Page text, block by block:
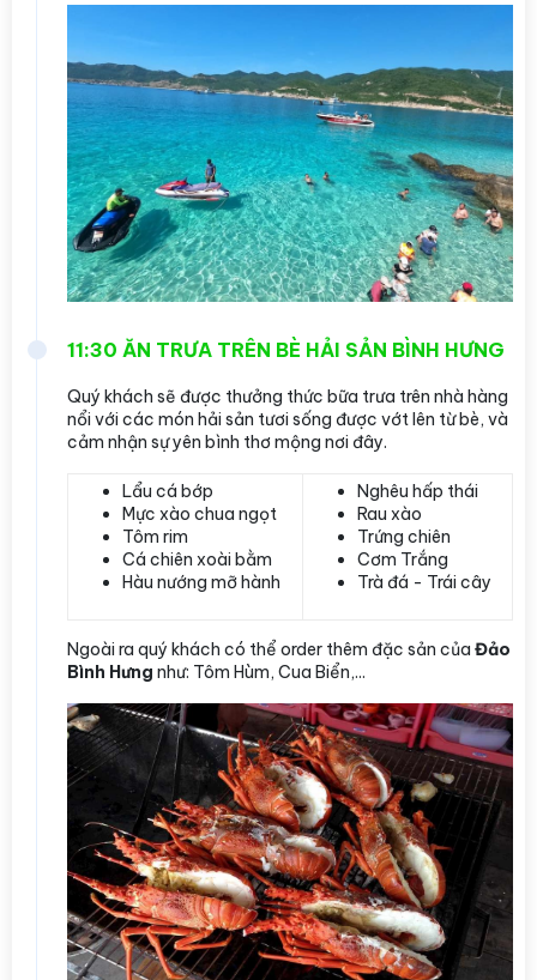
11:30 ĂN TRƯA TRÊN BÈ HẢI SẢN BÌNH HƯNG
Quý khách sẽ được thưởng thức bữa trưa trên nhà hàng
nổi với các món hải sản tươi sống được vớt lên từ bè, và
cảm nhận sự yên bình thơ mộng nơi đây.
Lẩu cá bớp
Mực xào chua ngọt
Tôm rim
Cá chiên xoài bằm
Hàu nướng mỡ hành
Nghêu hấp thái
Rau xào
Trứng chiên
Cơm Trắng
Trà đá - Trái cây
Ngoài ra quý khách có thể order thêm đặc sản của Đảo
Bình Hưng như: Tôm Hùm, Cua Biển,...